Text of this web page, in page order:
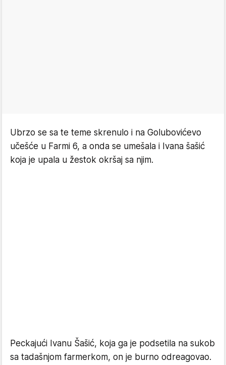
Ubrzo se sa te teme skrenulo i na Golubovićevo
učešće u Farmi 6, a onda se umešala i Ivana šašić
koja je upala u žestok okršaj sa njim.
Peckajući Ivanu Šašić, koja ga je podsetila na sukob
sa tadašnjom farmerkom, on je burno odreagovao.